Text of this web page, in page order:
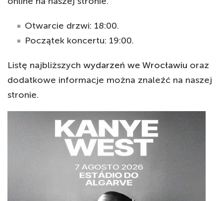
Otwarcie drzwi: 18:00.
Początek koncertu: 19:00.
Listę najbliższych wydarzeń we Wrocławiu oraz
dodatkowe informacje można znaleźć na naszej
stronie.